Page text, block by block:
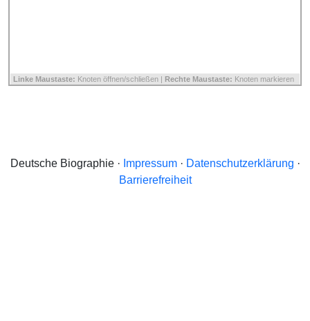
Linke Maustaste: Knoten öffnen/schließen | Rechte Maustaste: Knoten markieren
Deutsche Biographie · Impressum· Datenschutzerklärung ·
Barrierefreiheit